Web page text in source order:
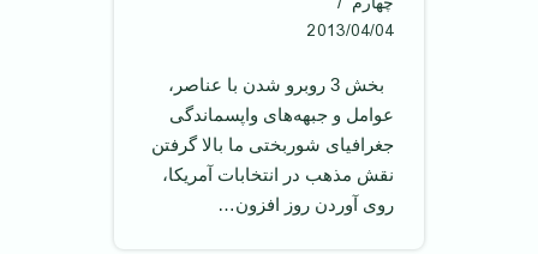
2013/04/04
بخش 3 روبرو شدن با عناصر،
عوامل و جبهه‌های واپسماندگی
جغرافیای شوربختی ما بالا گرفتن
نقش مذهب در انتخابات آمریکا،
روی آوردن روز افزون…